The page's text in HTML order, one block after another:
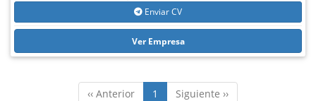
Enviar CV
Ver Empresa
‹‹ Anterior 1 Siguiente ››